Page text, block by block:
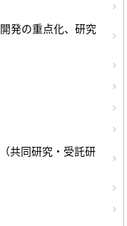
発の重点化、研究
共同研究・受託研